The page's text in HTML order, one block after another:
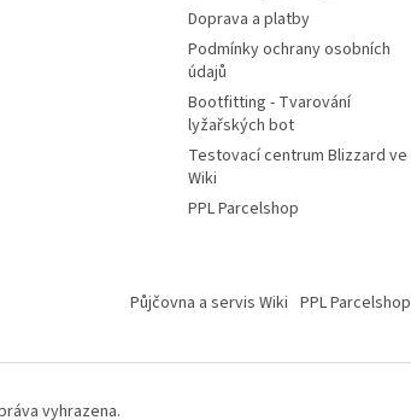
Doprava a platby
Podmínky ochrany osobních
údajů
Bootfitting - Tvarování
lyžařských bot
Testovací centrum Blizzard ve
Wiki
PPL Parcelshop
Půjčovna a servis Wiki PPL Parcelshop
vyhrazena.